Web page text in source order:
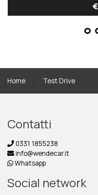
Home Test Drive
Contatti
0331 1855238
info@wendecar.it
Whatsapp
Social network